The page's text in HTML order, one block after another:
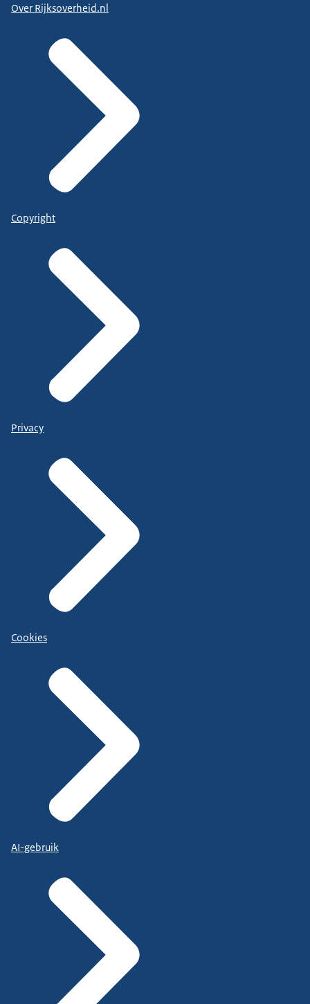
Over Rijksoverheid.nl
Copyright
Privacy
Cookies
AI-gebruik